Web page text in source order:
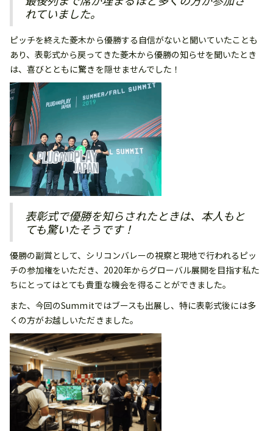
れていました。
ピッチを終えた菱木から優勝する自信がないと聞いていたことも
あり、表彰式から戻ってきた菱木から優勝の知らせを聞いたとき
は、喜びとともに驚きを隠せませんでした！
表彰式で優勝を知らされたときは、本人もと
ても驚いたそうです！
優勝の副賞として、シリコンバレーの視察と現地で行われるピッ
チの参加権をいただき、2020年からグローバル展開を目指す私た
ちにとってはとても貴重な機会を得ることができました。
また、今回のSummitではブースも出展し、特に表彰式後には多
くの方がお越しいただきました。